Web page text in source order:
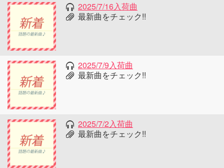
2025/7/16入荷曲
最新曲をチェック!!
2025/7/9入荷曲
最新曲をチェック!!
2025/7/2入荷曲
最新曲をチェック!!